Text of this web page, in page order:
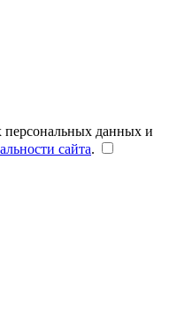
персональных данных и
сайта.